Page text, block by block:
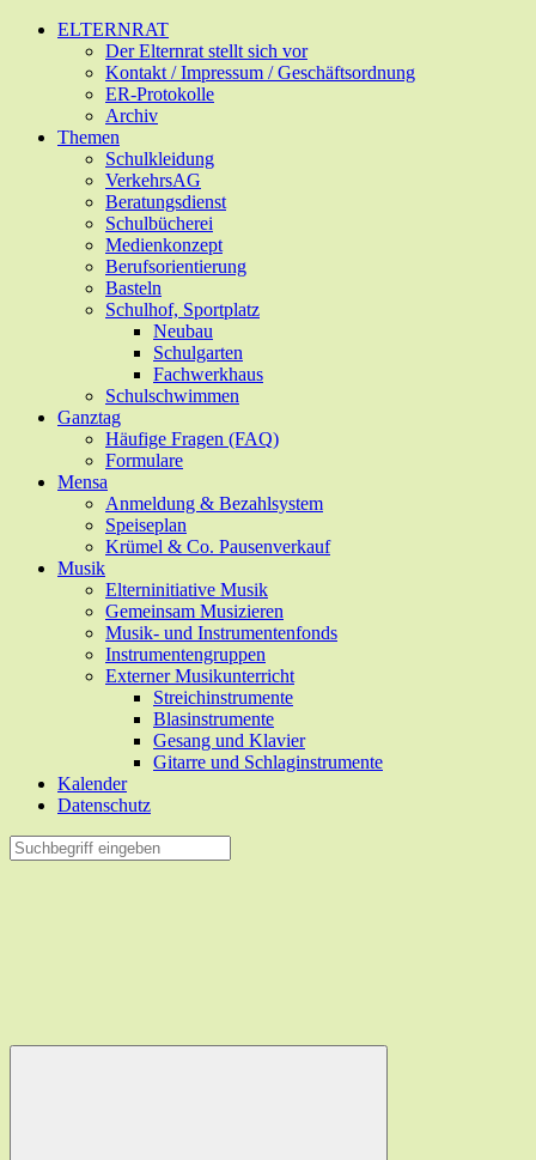
Zum
Hauptinhalt
ELTERNRAT
Der Elternrat stellt sich vor
Kontakt / Impressum / Geschäftsordnung
ER-Protokolle
Archiv
Themen
Schulkleidung
VerkehrsAG
Beratungsdienst
Schulbücherei
Medienkonzept
Berufsorientierung
Basteln
Schulhof, Sportplatz
Neubau
Schulgarten
Fachwerkhaus
Schulschwimmen
Ganztag
Häufige Fragen (FAQ)
Formulare
Mensa
Anmeldung & Bezahlsystem
Speiseplan
Krümel & Co. Pausenverkauf
Musik
Elterninitiative Musik
Gemeinsam Musizieren
Musik- und Instrumentenfonds
Instrumentengruppen
Externer Musikunterricht
Streichinstrumente
Blasinstrumente
Gesang und Klavier
Gitarre und Schlaginstrumente
Kalender
Datenschutz